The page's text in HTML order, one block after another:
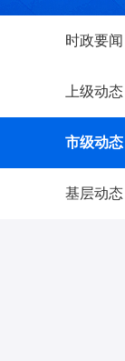
时政要闻
上级动态
市级动态
基层动态